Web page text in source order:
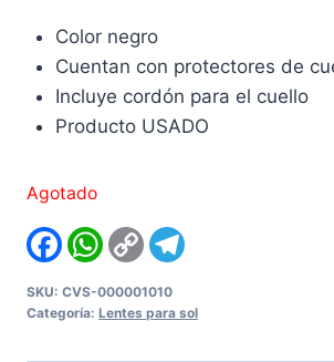
Color negro
Cuentan con protectores de
Incluye cordón para el cuello
Producto USADO
Agotado
FacebookWhatsApp
Copy
Link
SKU: CVS-000001010
Categoría: Lentes para sol